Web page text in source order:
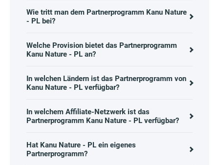
Wie tritt man dem Partnerprogramm Kanu Nature
- PL bei?
Welche Provision bietet das Partnerprogramm
Kanu Nature - PL an?
In welchen Ländern ist das Partnerprogramm von
Kanu Nature - PL verfügbar?
In welchem Affiliate-Netzwerk ist das
Partnerprogramm Kanu Nature - PL verfügbar?
Hat Kanu Nature - PL ein eigenes
Partnerprogramm?